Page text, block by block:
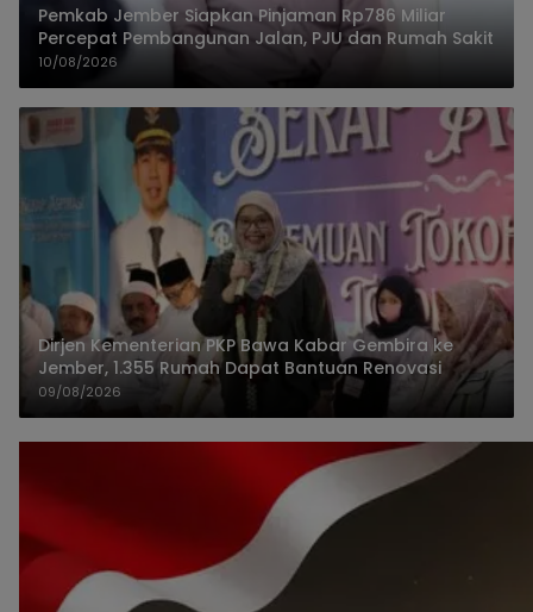
Pemkab Jember Siapkan Pinjaman Rp786 Miliar
Percepat Pembangunan Jalan, PJU dan Rumah Sakit
10/08/2026
Dirjen Kementerian PKP Bawa Kabar Gembira ke
Jember, 1.355 Rumah Dapat Bantuan Renovasi
09/08/2026